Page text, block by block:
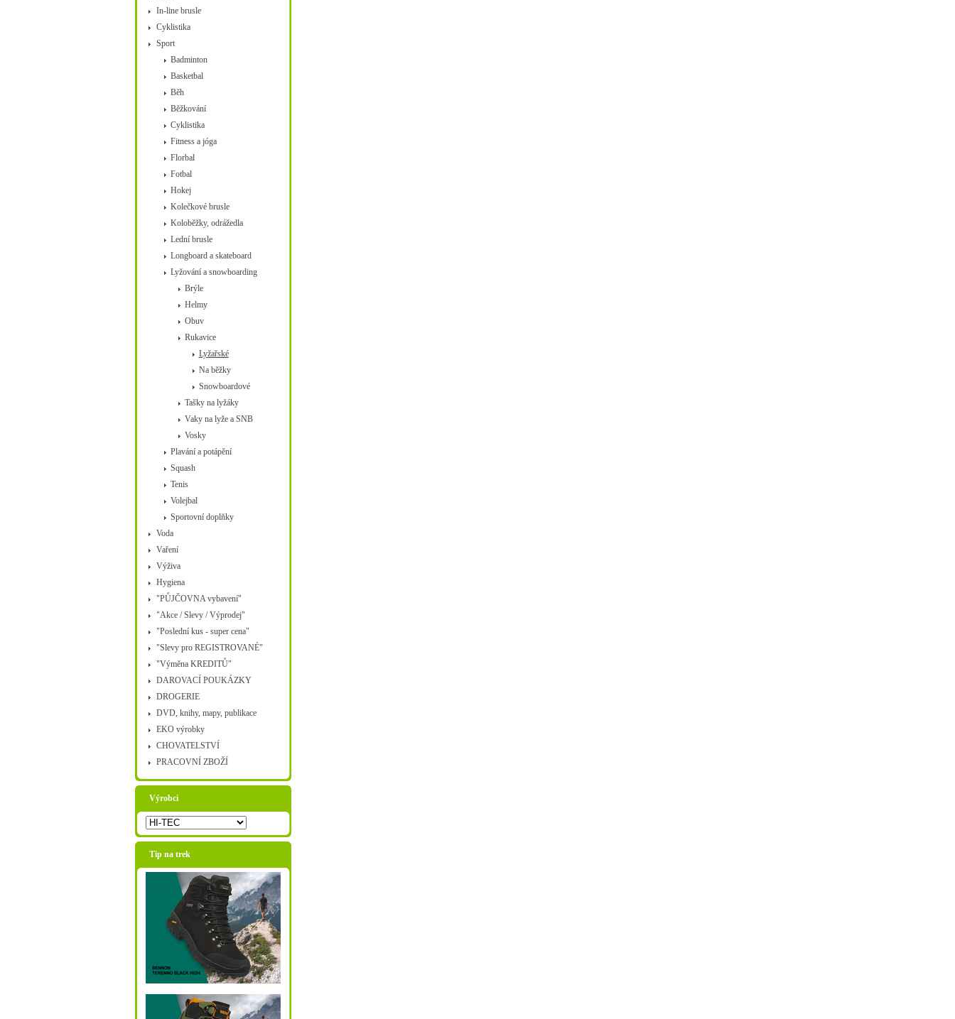
In-line brusle
Cyklistika
Sport
Badminton
Basketbal
Běh
Běžkování
Cyklistika
Fitness a jóga
Florbal
Fotbal
Hokej
Kolečkové brusle
Koloběžky, odrážedla
Lední brusle
Longboard a skateboard
Lyžování a snowboarding
Brýle
Helmy
Obuv
Rukavice
Lyžařské
Na běžky
Snowboardové
Tašky na lyžáky
Vaky na lyže a SNB
Vosky
Plavání a potápění
Squash
Tenis
Volejbal
Sportovní doplňky
Voda
Vaření
Výživa
Hygiena
"PŮJČOVNA vybavení"
"Akce / Slevy / Výprodej"
"Poslední kus - super cena"
"Slevy pro REGISTROVANÉ"
"Výměna KREDITŮ"
DAROVACÍ POUKÁZKY
DROGERIE
DVD, knihy, mapy, publikace
EKO výrobky
CHOVATELSTVÍ
PRACOVNÍ ZBOŽÍ
Výrobci
Tip na trek